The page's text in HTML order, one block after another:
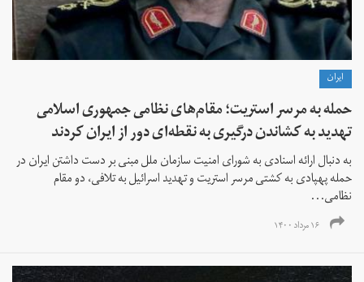
ايران
حمله به مرسر استریت؛ مقام‌های نظامی جمهوری اسلامی
تهدید به کشاندن درگیری به نقطه‌ای دور از ایران کردند
به دنبال ارائه اسنادی به شورای امنیت سازمان ملل مبنی بر دست داشتن ایران در
حمله پهپادی به کشتی مرسر استریت و تهدید اسرائیل به تلافی، دو مقام
نظامی...
۱۶ مرداد ۱۴۰۰